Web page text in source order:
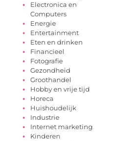
Electronica en
Computers
Energie
Entertainment
Eten en drinken
Financieel
Fotografie
Gezondheid
Groothandel
Hobby en vrije tijd
Horeca
Huishoudelijk
Industrie
Internet marketing
Kinderen